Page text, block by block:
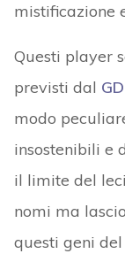
mistificazione
Questi player
previsti dal
modo
insostenibili e
il limite del
nomi ma
questi geni